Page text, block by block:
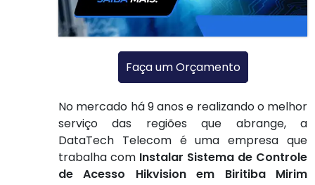
No mercado há 9 anos e realizando o melhor
serviço das regiões que abrange, a
DataTech Telecom é uma empresa que
trabalha com Instalar Sistema de Controle
de Acesso Hikvision em Biritiba Mirim
Faça um Orçamento